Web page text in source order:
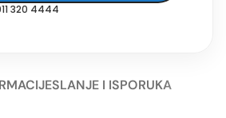
320 4444
SLANJE I ISPORUKA